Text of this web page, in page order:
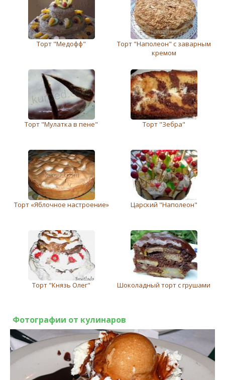
Торт "Медофф"
Торт "Наполеон" с заварным
кремом
Торт "Мулатка в пене" Торт "Зебра"
Торт «Яблочное настроение» Царский "Наполеон"
Торт "Князь Олег" Шоколадный торт с грушами
Фотографии от кулинаров